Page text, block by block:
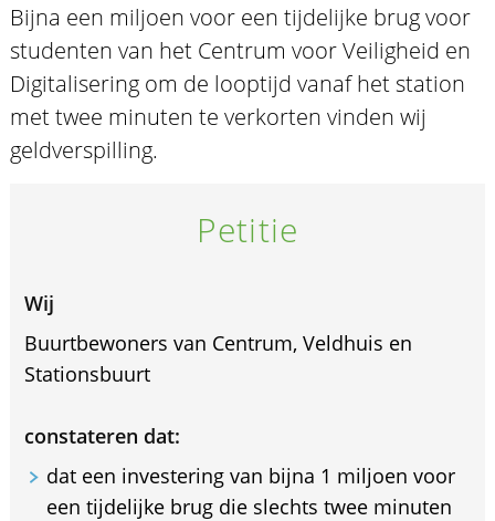
Bijna een miljoen voor een tijdelijke brug voor
studenten van het Centrum voor Veiligheid en
Digitalisering om de looptijd vanaf het station
met twee minuten te verkorten vinden wij
geldverspilling.
Petitie
Wij
Buurtbewoners van Centrum, Veldhuis en
Stationsbuurt
constateren dat:
dat een investering van bijna 1 miljoen voor
een tijdelijke brug die slechts twee minuten